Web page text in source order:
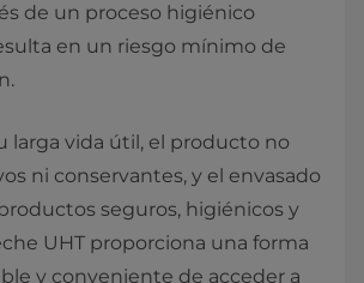
de un proceso higiénico
en un riesgo mínimo de
larga vida útil, el producto no
ni conservantes, y el envasado
seguros, higiénicos y
UHT proporciona una forma
y conveniente de acceder a